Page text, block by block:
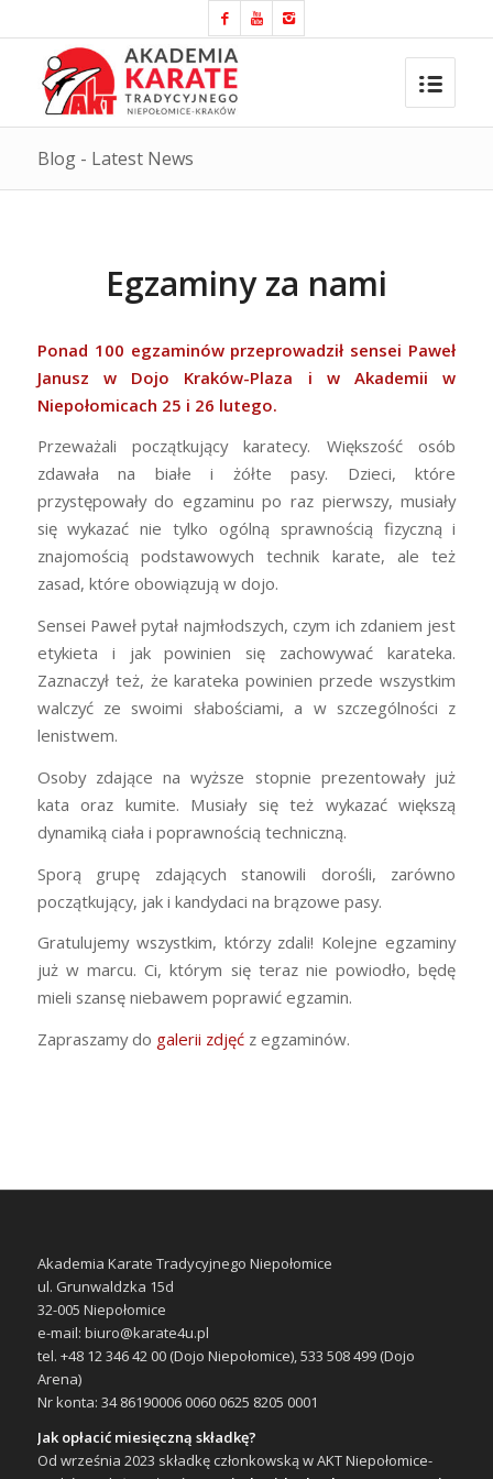
Blog - Latest News
Egzaminy za nami
Ponad 100 egzaminów przeprowadził sensei Paweł
Janusz w Dojo Kraków-Plaza i w Akademii w
Niepołomicach 25 i 26 lutego.
Przeważali początkujący karatecy. Większość osób
zdawała na białe i żółte pasy. Dzieci, które
przystępowały do egzaminu po raz pierwszy, musiały
się wykazać nie tylko ogólną sprawnością fizyczną i
znajomością podstawowych technik karate, ale też
zasad, które obowiązują w dojo.
Sensei Paweł pytał najmłodszych, czym ich zdaniem jest
etykieta i jak powinien się zachowywać karateka.
Zaznaczył też, że karateka powinien przede wszystkim
walczyć ze swoimi słabościami, a w szczególności z
lenistwem.
Osoby zdające na wyższe stopnie prezentowały już
kata oraz kumite. Musiały się też wykazać większą
dynamiką ciała i poprawnością techniczną.
Sporą grupę zdających stanowili dorośli, zarówno
początkujący, jak i kandydaci na brązowe pasy.
Gratulujemy wszystkim, którzy zdali! Kolejne egzaminy
już w marcu. Ci, którym się teraz nie powiodło, będę
mieli szansę niebawem poprawić egzamin.
Zapraszamy do galerii zdjęć z egzaminów.
Akademia Karate Tradycyjnego Niepołomice
ul. Grunwaldzka 15d
32-005 Niepołomice
e-mail: biuro@karate4u.pl
tel. +48 12 346 42 00 (Dojo Niepołomice), 533 508 499 (Dojo
Arena)
Nr konta: 34 86190006 0060 0625 8205 0001
Jak opłacić miesięczną składkę?
Od września 2023 składkę członkowską w AKT Niepołomice-